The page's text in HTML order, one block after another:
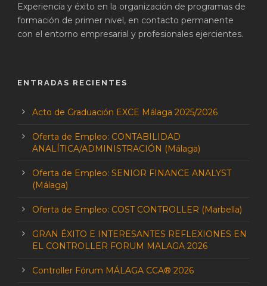
Experiencia y éxito en la organización de programas de
formación de primer nivel, en contacto permanente
con el entorno empresarial y profesionales ejercientes.
ENTRADAS RECIENTES
Acto de Graduación EXCE Málaga 2025/2026
Oferta de Empleo: CONTABILIDAD
ANALÍTICA/ADMINISTRACIÓN (Málaga)
Oferta de Empleo: SENIOR FINANCE ANALYST
(Málaga)
Oferta de Empleo: COST CONTROLLER (Marbella)
GRAN ÉXITO E INTERESANTES REFLEXIONES EN
EL CONTROLLER FORUM MALAGA 2026
Controller Fórum MÁLAGA CCA® 2026